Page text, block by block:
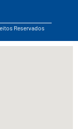
Reservados